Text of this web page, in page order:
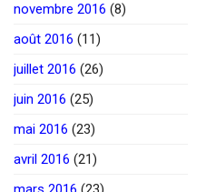
novembre 2016 (8)
août 2016 (11)
juillet 2016 (26)
juin 2016 (25)
mai 2016 (23)
avril 2016 (21)